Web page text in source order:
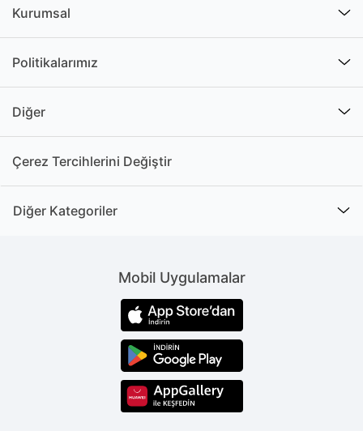
Kurumsal
Politikalarımız
Diğer
Çerez Tercihlerini Değiştir
Diğer Kategoriler
Mobil Uygulamalar